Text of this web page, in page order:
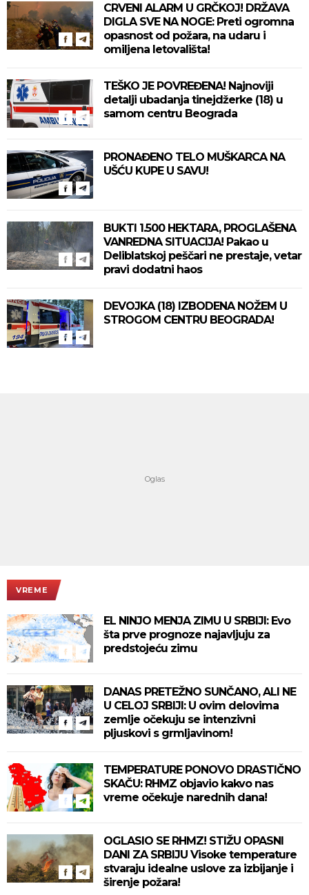
CRVENI ALARM U GRČKOJ! DRŽAVA
DIGLA SVE NA NOGE: Preti ogromna
opasnost od požara, na udaru i
omiljena letovališta!
TEŠKO JE POVREĐENA! Najnoviji
detalji ubadanja tinejdžerke (18) u
samom centru Beograda
PRONAĐENO TELO MUŠKARCA NA
UŠĆU KUPE U SAVU!
BUKTI 1.500 HEKTARA, PROGLAŠENA
VANREDNA SITUACIJA! Pakao u
Deliblatskoj peščari ne prestaje, vetar
pravi dodatni haos
DEVOJKA (18) IZBODENA NOŽEM U
STROGOM CENTRU BEOGRADA!
VREME
EL NINJO MENJA ZIMU U SRBIJI: Evo
šta prve prognoze najavljuju za
predstojeću zimu
DANAS PRETEŽNO SUNČANO, ALI NE
U CELOJ SRBIJI: U ovim delovima
zemlje očekuju se intenzivni
pljuskovi s grmljavinom!
TEMPERATURE PONOVO DRASTIČNO
SKAČU: RHMZ objavio kakvo nas
vreme očekuje narednih dana!
OGLASIO SE RHMZ! STIŽU OPASNI
DANI ZA SRBIJU Visoke temperature
stvaraju idealne uslove za izbijanje i
širenje požara!